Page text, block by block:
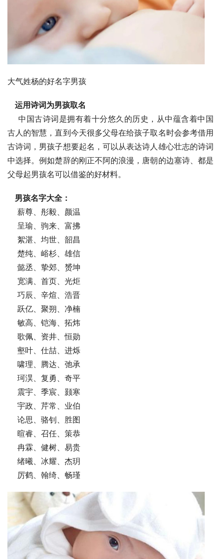
大气姓杨的好名字男孩
运用诗词为男孩取名
古人的智慧，直到今天很多父母在给孩子取名时会参考借用
古诗词，男孩子想要起名，可以从表达诗人雄心壮志的诗词
中选择。例如楚辞的刚正不阿的浪漫，唐朝的边塞诗、都是
父母起男孩名可以借鉴的好材料。
男孩名字大全：
薪尊、彤毅、颜温
呈瑜、驹来、富拂
絮湛、均世、韶昌
楚纯、峪杉、雄信
懿丞、挚郊、赟坤
宽满、首页、光炬
巧辰、辛煊、浩晋
跃亿、聚朔、净楠
敏高、铠海、拓炜
歌佩、资井、恒勋
壑叶、仕喆、进烁
啸理、腾达、弛承
珂淏、复勇、奇平
震宇、季宸、颢寒
宇政、芹常、业伯
论思、骆钊、胜图
暄睿、召任、策恭
冉霖、健树、易贵
绪曦、冰耀、杰玥
厉鹤、翰绮、畅瑾